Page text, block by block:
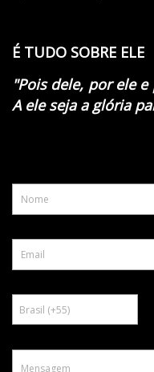
É TUDO SOBRE ELE
"Pois dele, por ele
A ele seja a glória